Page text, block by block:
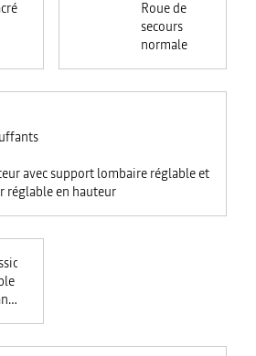
Roue de
secours
normale
avec support lombaire réglable et
réglable en hauteur